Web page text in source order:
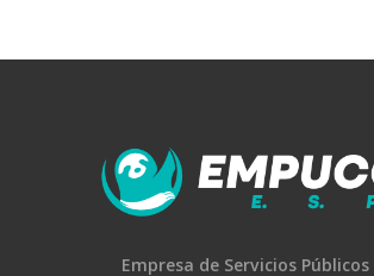
Empresa de Servicios Públicos